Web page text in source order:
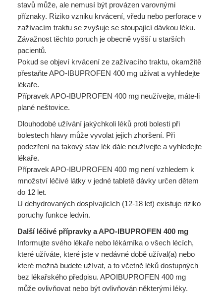
stavů může, ale nemusí být provázen varovnými
příznaky. Riziko vzniku krvácení, vředu nebo perforace v
zažívacím traktu se zvyšuje se stoupající dávkou léku.
Závažnost těchto poruch je obecně vyšší u starších
pacientů.
Pokud se objeví krvácení ze zažívacího traktu, okamžitě
přestaňte APO-IBUPROFEN 400 mg užívat a vyhledejte
lékaře.
Přípravek APO-IBUPROFEN 400 mg neužívejte, máte-li
plané neštovice.
Dlouhodobé užívání jakýchkoli léků proti bolesti při
bolestech hlavy může vyvolat jejich zhoršení. Při
podezření na takový stav lék dále neužívejte a vyhledejte
lékaře.
Přípravek APO-IBUPROFEN 400 mg není vzhledem k
množství léčivé látky v jedné tabletě dávky určen dětem
do 12 let.
U dehydrovaných dospívajících (12-18 let) existuje riziko
poruchy funkce ledvin.
Další léčivé přípravky a APO-IBUPROFEN 400 mg
Informujte svého lékaře nebo lékárníka o všech lécích,
které užíváte, které jste v nedávné době užíval(a) nebo
které možná budete užívat, a to včetně léků dostupných
bez lékařského předpisu. APOIBUPROFEN 400 mg
může ovlivňovat nebo být ovlivňován některými léky.